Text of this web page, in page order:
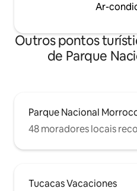
Ar-
Outros pontos
de Parque
Parque Nacional
48 moradores locais
Tucacas Vacaciones